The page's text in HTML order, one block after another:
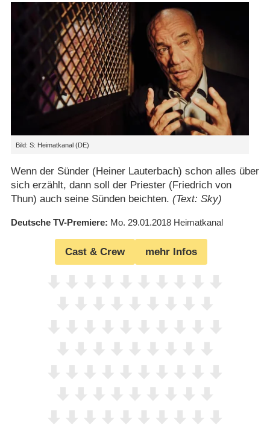
Bild: S: Heimatkanal (DE)
Wenn der Sünder (Heiner Lauterbach) schon alles über
sich erzählt, dann soll der Priester (Friedrich von
Thun) auch seine Sünden beichten. (Text: Sky)
Deutsche TV-Premiere Mo. 29.01.2018 Heimatkanal
Cast & Crew mehr Infos